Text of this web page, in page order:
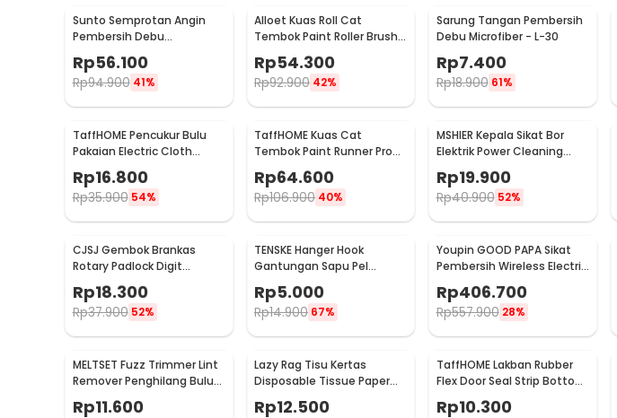
Sunto Semprotan Angin
Pembersih Debu
Compressed Air Duster
400ml - ST1003
Rp56.100
Rp94.900 41%
Alloet Kuas Roll Cat
Tembok Paint Roller Brush
8.5cm - HD-TVYQS
Rp54.300
Rp92.900 42%
Sarung Tangan Pembersih
Debu Microfiber - L-30
Rp7.400
Rp18.900 61%
TaffHOME Pencukur Bulu
Pakaian Electric Cloth
Fabric Shaver - FL-188
Rp16.800
Rp35.900 54%
TaffHOME Kuas Cat
Tembok Paint Runner Pro
Roller - DY-526
Rp64.600
Rp106.900 40%
MSHIER Kepala Sikat Bor
Elektrik Power Cleaning
Rp19.900
Rp40.900 52%
CJSJ Gembok Brankas
Rotary Padlock Digit
Combination Padlock -
CH-209
Rp18.300
Rp37.900 52%
TENSKE Hanger Hook
Gantungan Sapu Pel
Rp5.000
Rp14.900 67%
Youpin GOOD PAPA Sikat
Pembersih Wireless Electric
Cleaning - CL99
Rp406.700
Rp557.900 28%
MELTSET Fuzz Trimmer Lint
Remover Penghilang Bulu
Serat Kain - CV8805
Rp11.600
Lazy Rag Tisu Kertas
Disposable Tissue Paper
MB104P
Rp12.500
TaffHOME Lakban Rubber
Flex Door Seal Strip Bottom
Waterproof 25mmx5M -
TP39
Rp10.300